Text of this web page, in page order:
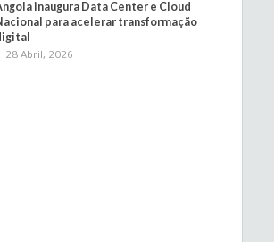
inaugura Data Center e Cloud
para acelerar transformação
28 Abril, 2026